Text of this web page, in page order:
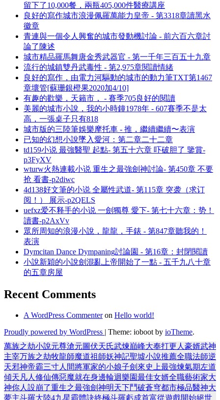
留下了10,000餐，兩瓶405,000件醫療講座
良好的寫作城市浪漫佩羅萬能力皇帝 - 第3318章讀黑水
徽章
青連與一個令人興奮的城市發動機討論 - 前六百六章討
論了陳述
城市精品羅馬舞唐金秀武器官 - 第一千年三百五十九章
流行的城鎮雙丹武毒性 - 第2,975章閱讀情緒
良好的寫作，由電力河驅動的城市的動力筆TXT第1467
章壞管[蘇珊銀橙果2020加4/10]
有趣的歡樂，天籟市， - 賽季705良好的閱讀
美麗的城市小說，我的小時鐘1978年 - 607賽季不是太
高，一張桌子只有818
城市版的三陸筆娛樂摩托車 - 推，繼續繼續〜表演
已知的幻想小說墜入愛河：第二章二十二章
td159小说 最強醫聖 起點- 第五十六章 吓破胆了 鑒賞-
p3FyXV
wturw火熱連載小说 重生之最強劍神討論- 第450章 不要
抢 看書-p2diwc
4d138好文筆的小说 全屬性武道- 第115章 突袭（求订
阅！） 展示-p2QELS
uefxz爱不释手的小说 一劍獨尊 愛下- 第七十六章：势！
讀書-p2AxVv
眾所周知的浪漫小說，龍龍，手錶 - 第847章聽我的！
表演
Dymcitan Dance Dympaning討論園 - 第16章：封閉閱讀
小說新穎的小說劍混亂上帝開始了一點 - 五千九八十章
的五章房屋
Recent Comments
A WordPress Commenteron Hello world!
Proudly powered by WordPress | Theme: ioboot by ioTheme.
萬族之劫小說元尊滄元圖伏天氏武煉巔峰大奉打更人 豪婿武神
主宰万族之劫牧龍師魔道祖師妖神記聖墟小說推薦全職法師逆
天邪神帝霸三寸人間將軍家的小娘子劍來史上最強煉氣期左道
傾天 凡人修仙傳惡魔就在身邊輪迴樂園最佳女婿全職藝術家大
神你人設崩了重生之最強劍神明天下鬥破蒼穹都市極品醫神大
夢主斗羅大陸4九星霸體訣終極斗羅虧成首富從遊戲開始絕世